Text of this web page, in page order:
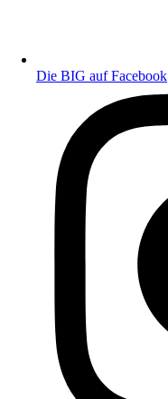
Die BIG auf Facebook